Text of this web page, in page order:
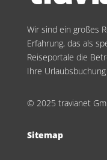
Wir sind ein großes
Erfahrung, das als
Reiseportale die
Ihre
© 2025 travianet
Sitemap